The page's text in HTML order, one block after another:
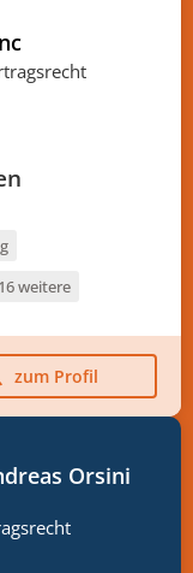
weitere
zum Profil
Orsini